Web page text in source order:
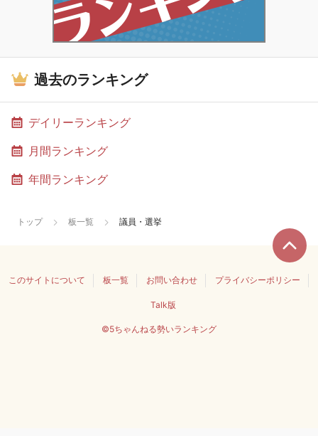
過去のランキング
デイリーランキング
月間ランキング
年間ランキング
トップ 板一覧 議員・選挙
このサイトについて 板一覧 お問い合わせ プライバシーポリシー
Talk版
©5ちゃんねる勢いランキング